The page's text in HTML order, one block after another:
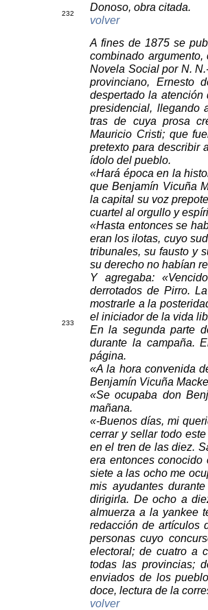
232
Donoso, obra citada.
volver
233
A fines de 1875 se
combinado
Novela Social por N.
provinciano, Ernesto
despertado la
presidencial, llegando
tras de cuya prosa
Mauricio Cristi; que
pretexto para describir
ídolo del pueblo.
«Hará época en la
que Benjamín Vicuña
la capital su voz
cuartel al orgullo y
«Hasta entonces se
eran los ilotas, cuyo
tribunales, su fausto y
su derecho no habían
Y agregaba:
derrotados de Pirro.
mostrarle a la
el iniciador de la vida
En la segunda parte
durante la campaña.
página.
«A la hora convenida
Benjamín Vicuña
«Se ocupaba don
mañana.
«-Buenos días, mi
cerrar y sellar todo
en el tren de las diez.
era entonces
siete a las ocho me
mis ayudantes
dirigirla. De ocho a
almuerza a la yankee
redacción de artículos
personas cuyo
electoral; de cuatro a
todas las provincias;
enviados de los
doce, lectura de la
volver